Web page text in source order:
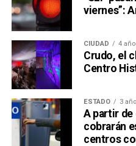
viernes”:
CIUDAD 4
Crudo, el
Centro
ESTADO 3
A partir de
cobrarán
centros